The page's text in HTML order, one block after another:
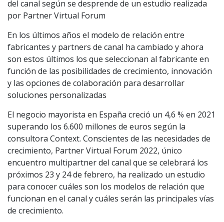
del canal según se desprende de un estudio realizada
por Partner Virtual Forum
En los últimos años el modelo de relación entre
fabricantes y partners de canal ha cambiado y ahora
son estos últimos los que seleccionan al fabricante en
función de las posibilidades de crecimiento, innovación
y las opciones de colaboración para desarrollar
soluciones personalizadas
El negocio mayorista en España creció un 4,6 % en 2021
superando los 6.600 millones de euros según la
consultora Context. Conscientes de las necesidades de
crecimiento, Partner Virtual Forum 2022, único
encuentro multipartner del canal que se celebrará los
próximos 23 y 24 de febrero, ha realizado un estudio
para conocer cuáles son los modelos de relación que
funcionan en el canal y cuáles serán las principales vías
de crecimiento.